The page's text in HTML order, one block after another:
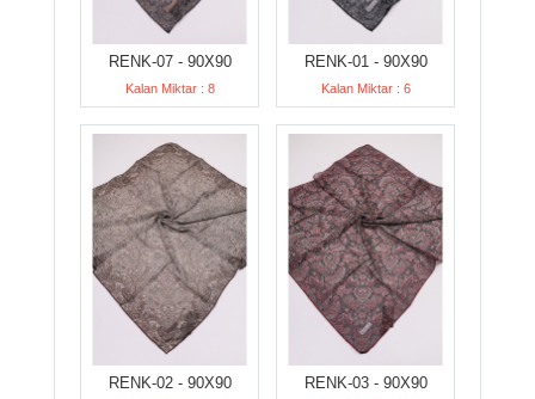
RENK-07 - 90X90
Kalan Miktar : 8
RENK-01 - 90X90
Kalan Miktar : 6
RENK-02 - 90X90 RENK-03 - 90X90